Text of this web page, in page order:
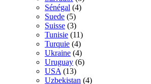
Sénégal (4)
Suede (5)
Suisse (3)
Tunisie (11)
Turquie (4)
Ukraine (4)
Uruguay (6)
USA (13)
Uzbekistan (4)